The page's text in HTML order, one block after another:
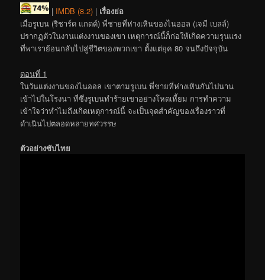
| IMDB (8.2)| เรื่องย่อ
เมื่อรูเบน (ริชาร์ด แกดด์) พี่ชายที่ห่างเหินของไนออล (เจมี เบลล์)
ปรากฏตัวในงานแต่งงานของเขา เหตุการณ์นี้ก็ก่อให้เกิดความรุนแรง
ที่พาเราย้อนกลับไปสู่ชีวิตของพวกเขา ตั้งแต่ยุค 80 จนถึงปัจจุบัน
ตอนที่ 1
ในวันแต่งงานของไนออล เขาตามรูเบน พี่ชายที่ห่างเหินกันไปนาน
เข้าไปในโรงนา ที่ซึ่งรูเบนทำร้ายเขาอย่างโหดเหี้ยม การทำความ
เข้าใจว่าทำไมถึงเกิดเหตุการณ์นี้ จะเป็นจุดสำคัญของเรื่องราวที่
ดำเนินไปตลอดหลายทศวรรษ
ตัวอย่างซับไทย